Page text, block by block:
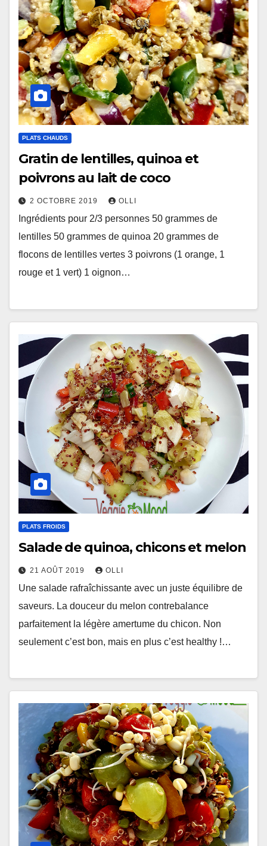
PLATS CHAUDS
Gratin de lentilles, quinoa et
poivrons au lait de coco
2 OCTOBRE 2019 OLLI
Ingrédients pour 2/3 personnes 50 grammes de
lentilles 50 grammes de quinoa 20 grammes de
flocons de lentilles vertes 3 poivrons (1 orange, 1
rouge et 1 vert) 1 oignon…
PLATS FROIDS
Salade de quinoa, chicons et melon
21 AOÛT 2019 OLLI
Une salade rafraîchissante avec un juste équilibre de
saveurs. La douceur du melon contrebalance
parfaitement la légère amertume du chicon. Non
seulement c’est bon, mais en plus c’est healthy !…